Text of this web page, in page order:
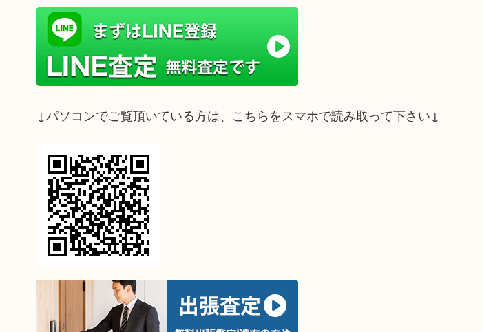
↓パソコンでご覧頂いている方は、こちらをスマホで読み取って下さい↓